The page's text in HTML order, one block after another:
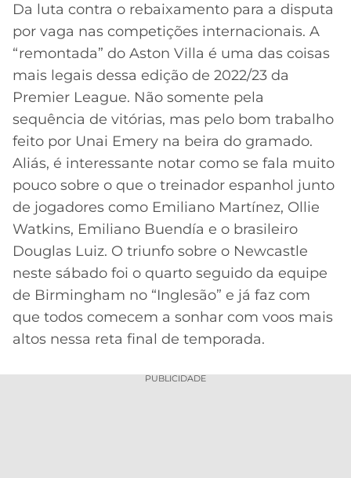
CÓDIGO
DE
INDICAÇÃO
BET365
CÓDIGO
BETANO
MELHORES
APPS
DE
CASSINOS
ONLINE
MELHORES
CASSINOS
2026
CORINTHIANS
SÃO
PAULO
SANTOS
FLAMENGO
FLUMINENSE
BOTAFOGO
VASCO
INTERNACIONAL
GRÊMIO
LIBERTADORES
COPA
DO
BRASIL
PREMIER
LEAGUE
COPA
SUL-
AMERICANA
LIGA
DOS
CAMPEÕES
MERCADO
DA
BOLA
PALPITES
Da luta contra o rebaixamento para a disputa
por vaga nas competições internacionais. A
“remontada” do Aston Villa é uma das coisas
mais legais dessa edição de 2022/23 da
Premier League. Não somente pela
sequência de vitórias, mas pelo bom trabalho
feito por Unai Emery na beira do gramado.
Aliás, é interessante notar como se fala muito
pouco sobre o que o treinador espanhol junto
de jogadores como Emiliano Martínez, Ollie
Watkins, Emiliano Buendía e o brasileiro
Douglas Luiz. O triunfo sobre o Newcastle
neste sábado foi o quarto seguido da equipe
de Birmingham no “Inglesão” e já faz com
que todos comecem a sonhar com voos mais
altos nessa reta final de temporada.
PUBLICIDADE